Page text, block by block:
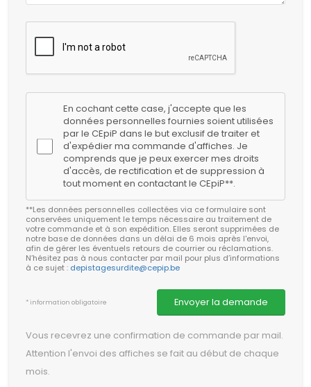
En cochant cette case, j'accepte que les
données personnelles fournies soient utilisées
par le CEpiP dans le but exclusif de traiter et
d'expédier ma commande d'affiches. Je
comprends que je peux exercer mes droits
d'accès, de rectification et de suppression à
tout moment en contactant le CEpiP**.
**Les données personnelles collectées via ce formulaire sont
conservées uniquement le temps nécessaire au traitement de
votre commande et à son expédition. Elles seront supprimées de
notre base de données dans un délai de 6 mois après l'envoi,
afin de gérer les éventuels retours de courrier ou réclamations.
N’hésitez pas à nous contacter par mail pour plus d’informations
à ce sujet : depistagesurdite@cepip.be
* information obligatoire Envoyer la demande
Vous recevrez une confirmation de commande par mail.
Attention l'envoi des affiches se fait au début de chaque
mois.